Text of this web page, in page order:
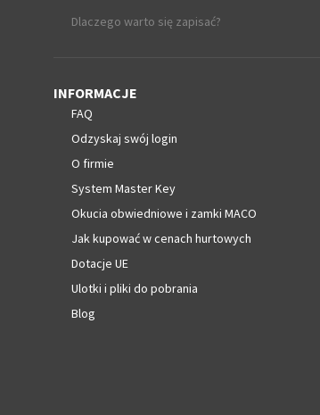
Dlaczego warto się zapisać?
INFORMACJE
FAQ
Odzyskaj swój login
O firmie
System Master Key
Okucia obwiedniowe i zamki MACO
Jak kupować w cenach hurtowych
Dotacje UE
Ulotki i pliki do pobrania
Blog